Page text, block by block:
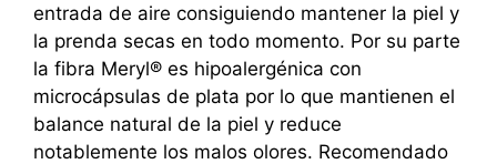
entrada de aire consiguiendo mantener la piel y
la prenda secas en todo momento. Por su parte
la fibra Meryl® es hipoalergénica con
microcápsulas de plata por lo que mantienen el
balance natural de la piel y reduce
notablemente los malos olores. Recomendado